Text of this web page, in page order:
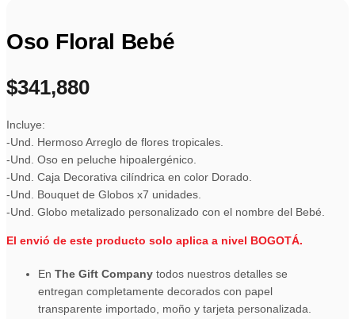
Oso Floral Bebé
$341,880
Incluye:
-Und. Hermoso Arreglo de flores tropicales.
-Und. Oso en peluche hipoalergénico.
-Und. Caja Decorativa cilíndrica en color Dorado.
-Und. Bouquet de Globos x7 unidades.
-Und. Globo metalizado personalizado con el nombre del Bebé.
El envió de este producto solo aplica a nivel BOGOTÁ.
En The Gift Company todos nuestros detalles se
entregan completamente decorados con papel
transparente importado, moño y tarjeta personalizada.